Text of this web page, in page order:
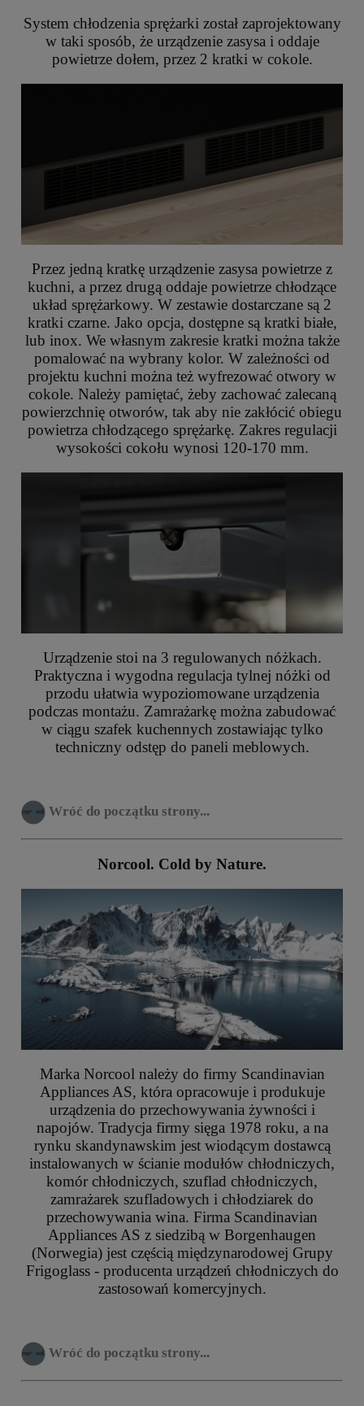
System chłodzenia sprężarki został zaprojektowany
w taki sposób, że urządzenie zasysa i oddaje
powietrze dołem, przez 2 kratki w cokole.
Przez jedną kratkę urządzenie zasysa powietrze z
kuchni, a przez drugą oddaje powietrze chłodzące
układ sprężarkowy. W zestawie dostarczane są 2
kratki czarne. Jako opcja, dostępne są kratki białe,
lub inox. We własnym zakresie kratki można także
pomalować na wybrany kolor. W zależności od
projektu kuchni można też wyfrezować otwory w
cokole. Należy pamiętać, żeby zachować zalecaną
powierzchnię otworów, tak aby nie zakłócić obiegu
powietrza chłodzącego sprężarkę. Zakres regulacji
wysokości cokołu wynosi 120-170 mm.
Urządzenie stoi na 3 regulowanych nóżkach.
Praktyczna i wygodna regulacja tylnej nóżki od
przodu ułatwia wypoziomowane urządzenia
podczas montażu. Zamrażarkę można zabudować
w ciągu szafek kuchennych zostawiając tylko
techniczny odstęp do paneli meblowych.
Wróć do początku strony...
Norcool. Cold by Nature.
Marka Norcool należy do firmy Scandinavian
Appliances AS, która opracowuje i produkuje
urządzenia do przechowywania żywności i
napojów. Tradycja firmy sięga 1978 roku, a na
rynku skandynawskim jest wiodącym dostawcą
instalowanych w ścianie modułów chłodniczych,
komór chłodniczych, szuflad chłodniczych,
zamrażarek szufladowych i chłodziarek do
przechowywania wina. Firma Scandinavian
Appliances AS z siedzibą w Borgenhaugen
(Norwegia) jest częścią międzynarodowej Grupy
Frigoglass - producenta urządzeń chłodniczych do
zastosowań komercyjnych.
Wróć do początku strony...